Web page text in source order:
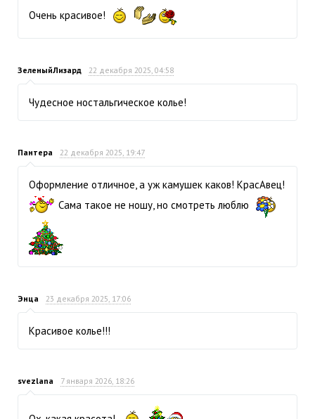
Очень красивое!
ЗеленыйЛизард 22 декабря 2025, 04:58
Чудесное ностальгическое колье!
Пантера 22 декабря 2025, 19:47
Оформление отличное, а уж камушек каков! КрасАвец!
Сама такое не ношу, но смотреть люблю
Энца 23 декабря 2025, 17:06
Красивое колье!!!
svezlana 7 января 2026, 18:26